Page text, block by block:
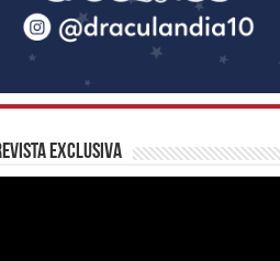
Exclusiva